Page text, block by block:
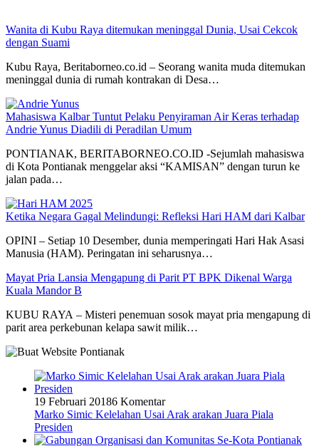
Wanita di Kubu Raya ditemukan meninggal Dunia, Usai Cekcok
dengan Suami
Kubu Raya, Beritaborneo.co.id – Seorang wanita muda ditemukan
meninggal dunia di rumah kontrakan di Desa…
Mahasiswa Kalbar Tuntut Pelaku Penyiraman Air Keras terhadap
Andrie Yunus Diadili di Peradilan Umum
PONTIANAK, BERITABORNEO.CO.ID -Sejumlah mahasiswa
di Kota Pontianak menggelar aksi “KAMISAN” dengan turun ke
jalan pada…
Ketika Negara Gagal Melindungi: Refleksi Hari HAM dari Kalbar
OPINI – Setiap 10 Desember, dunia memperingati Hari Hak Asasi
Manusia (HAM). Peringatan ini seharusnya…
Mayat Pria Lansia Mengapung di Parit PT BPK Dikenal Warga
Kuala Mandor B
KUBU RAYA – Misteri penemuan sosok mayat pria mengapung di
parit area perkebunan kelapa sawit milik…
19 Februari 20186 Komentar
Marko Simic Kelelahan Usai Arak arakan Juara Piala
Presiden